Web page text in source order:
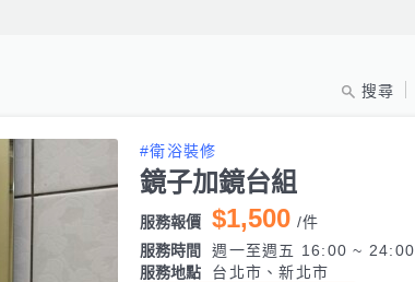
搜尋
#衛浴裝修
鏡子加鏡台組
服務報價 $1,500 /件
服務時間
週一至週五 16:00 ~ 24:00
服務地點
台北市、新北市